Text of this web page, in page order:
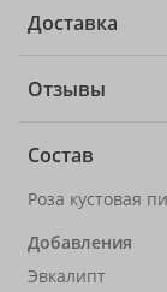
Доставка
Отзывы
Состав
Роза кустовая
Добавления
Эвкалипт